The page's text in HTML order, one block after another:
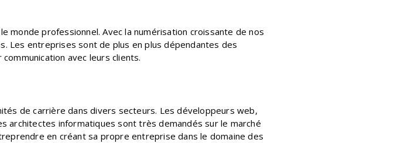
monde professionnel. Avec la numérisation croissante de nos
Les entreprises sont de plus en plus dépendantes des
avec leurs clients.
de carrière dans divers secteurs. Les développeurs web,
architectes informatiques sont très demandés sur le marché
en créant sa propre entreprise dans le domaine des